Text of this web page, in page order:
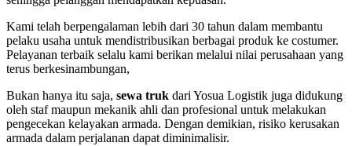
Kami telah berpengalaman lebih dari 30 tahun dalam membantu
pelaku usaha untuk mendistribusikan berbagai produk ke costumer.
Pelayanan terbaik selalu kami berikan melalui nilai perusahaan yang
terus berkesinambungan,
Bukan hanya itu saja, sewa truk dari Yosua Logistik juga didukung
oleh staf maupun mekanik ahli dan profesional untuk melakukan
pengecekan kelayakan armada. Dengan demikian, risiko kerusakan
armada dalam perjalanan dapat diminimalisir.